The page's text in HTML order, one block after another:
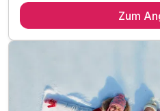
3 x reichhaltiges Frühstück
inkl. Nutzung von Hallenbad,
inkl. 600m² Indoor-
inkl. Spielplatz, Trampolin &
inkl. professionelle
Zum